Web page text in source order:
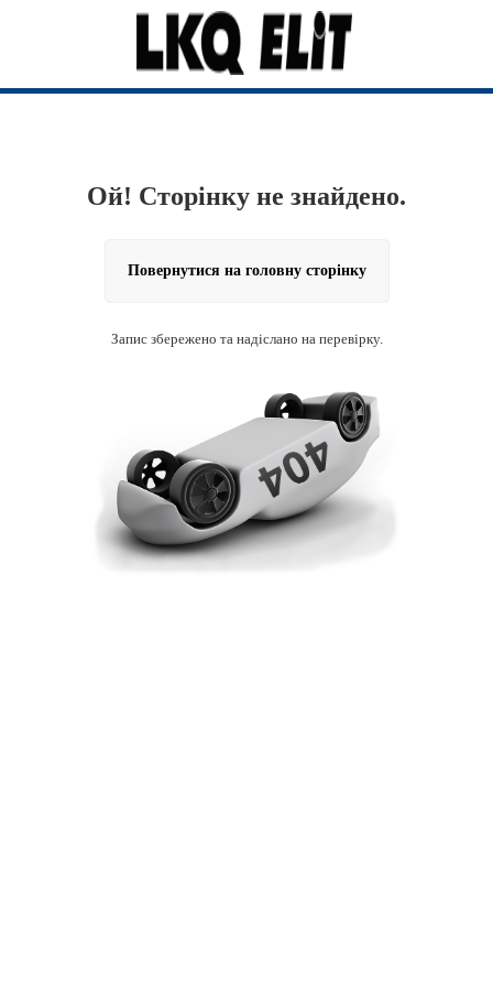
Ой! Сторінку не знайдено.
Повернутися на головну сторінку
Запис збережено та надіслано на перевірку.